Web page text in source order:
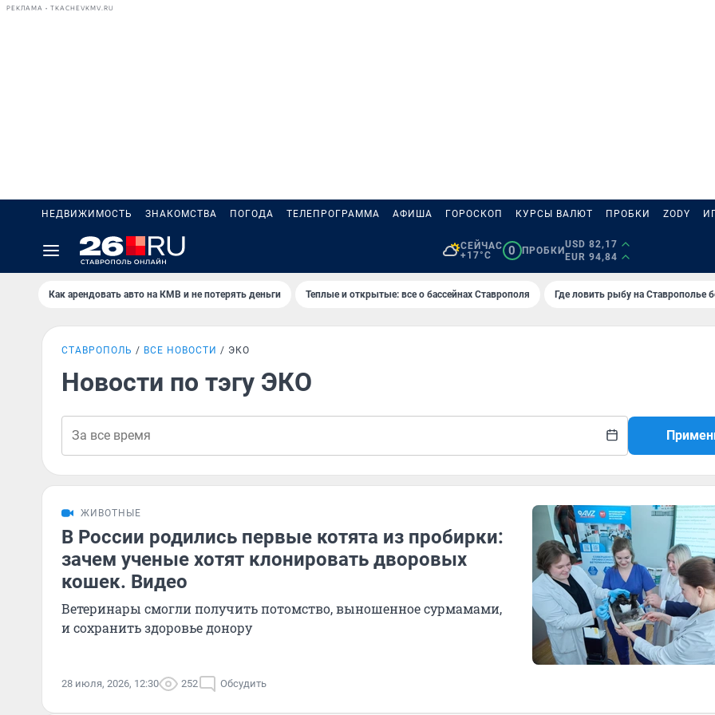
РЕКЛАМА • TKACHEVKMV.RU
НЕДВИЖИМОСТЬ ЗНАКОМСТВА ПОГОДА ТЕЛЕПРОГРАММА АФИША ГОРОСКОП КУРСЫ ВАЛЮТ ПРОБКИ ZODY
СЕЙЧАС
+17°C
0 ПРОБКИ
USD 82,17
EUR 94,84
Как арендовать авто на КМВ и не потерять деньги Теплые и открытые: все о бассейнах Ставрополя Где ловить рыбу на Ставрополье
СТАВРОПОЛЬ ВСЕ НОВОСТИ ЭКО
Новости по тэгу ЭКО
ЖИВОТНЫЕ
В России родились первые котята из пробирки:
зачем ученые хотят клонировать дворовых
кошек. Видео
Ветеринары смогли получить потомство, выношенное сурмамами,
и сохранить здоровье донору
28 июля, 2026, 12:30 252 Обсудить